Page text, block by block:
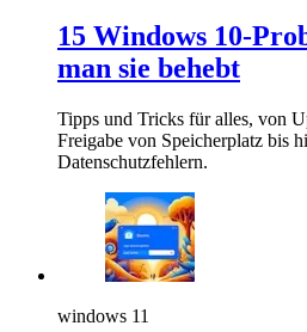
15 Windows 10-
man sie behebt
Tipps und Tricks für alles, von
Freigabe von Speicherplatz bis
Datenschutzfehlern.
windows 11